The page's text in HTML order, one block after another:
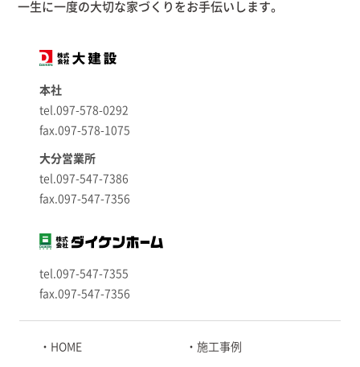
一生に一度の大切な家づくりをお手伝いします。
本社
tel.097-578-0292
fax.097-578-1075
大分営業所
tel.097-547-7386
fax.097-547-7356
tel.097-547-7355
fax.097-547-7356
HOME 施工事例